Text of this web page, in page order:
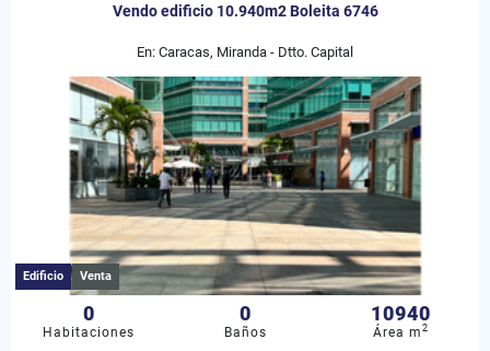
Vendo edificio 10.940m2 Boleita 6746
En: Caracas, Miranda - Dtto. Capital
Edificio Venta
0
Habitaciones
0
Baños
10940
Área m2